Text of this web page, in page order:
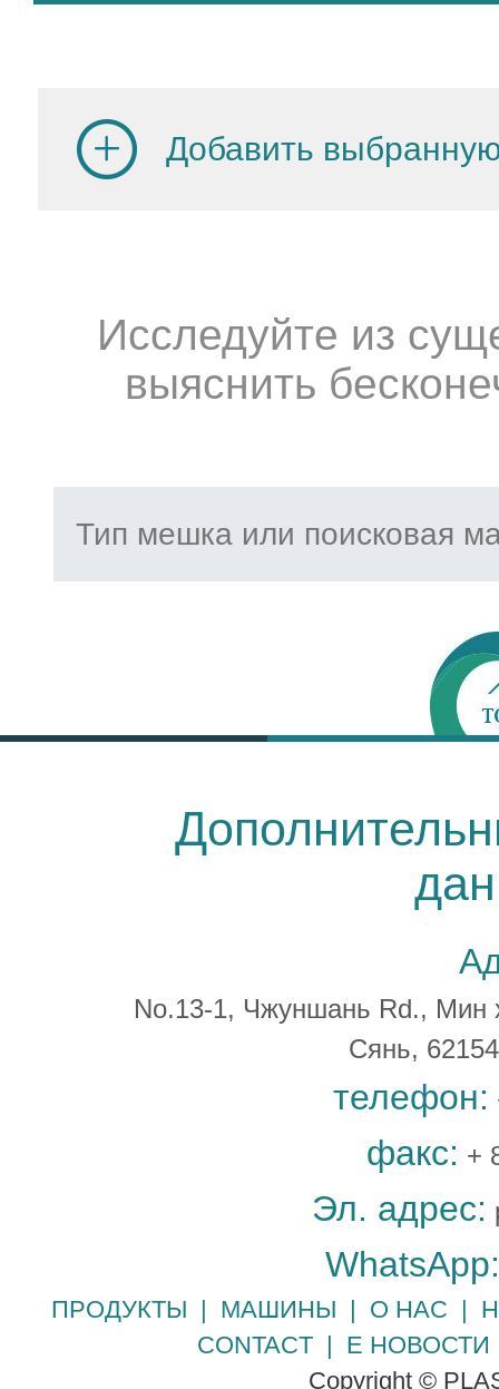
Добавить
Исследуйте из
выяснить
No.13-1, Чжуншань Rd., Мин
Сянь,
телефон:
факс: +
Эл. адрес:
WhatsApp:
ПРОДУКТЫ | МАШИНЫ | О НАС |
CONTACT| Е НОВОСТИ
Copyright ©